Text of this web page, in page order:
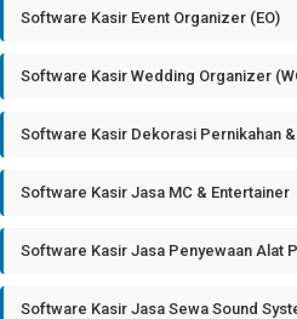
Software Kasir Event Organizer (EO)
Software Kasir Wedding Organizer
Software Kasir Dekorasi Pernikahan
Software Kasir Jasa MC & Entertainer
Software Kasir Jasa Penyewaan Alat
Software Kasir Jasa Sewa Sound